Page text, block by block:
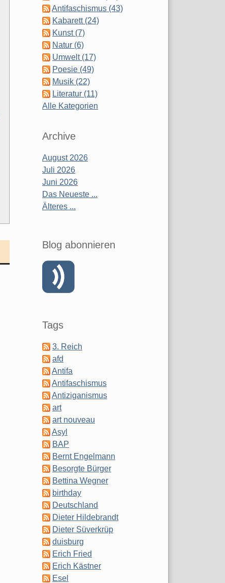
Antifaschismus (43)
Kabarett (24)
Kunst (7)
Natur (6)
Umwelt (17)
Poesie (49)
Musik (22)
Literatur (11)
Alle Kategorien
Archive
August 2026
Juli 2026
Juni 2026
Das Neueste ...
Älteres ...
Blog abonnieren
Tags
3. Reich
afd
Antifa
Antifaschismus
Antiziganismus
art
art nouveau
Asyl
BAP
Bernt Engelmann
Besorgte Bürger
Bettina Wegner
birthday
Deutschland
Dieter Hildebrandt
Dieter Süverkrüp
duisburg
Erich Fried
Erich Kästner
Esel